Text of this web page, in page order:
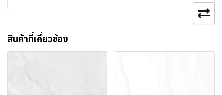
สินค้าที่เกี่ยวข้อง